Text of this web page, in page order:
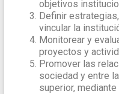
objetivos
Definir
vincular la
Monitorear y
proyectos y
Promover las
sociedad y entre
superior,